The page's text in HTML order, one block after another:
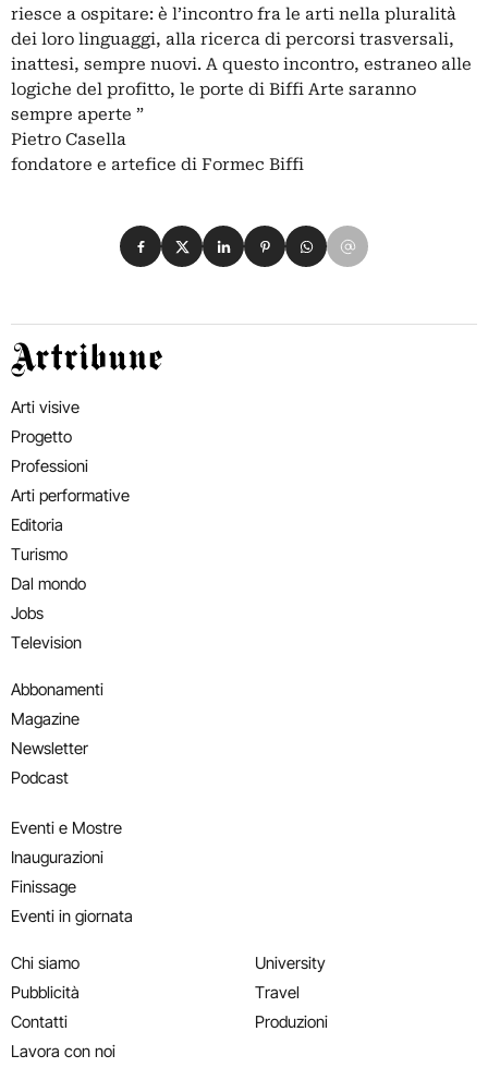
riesce a ospitare: è l’incontro fra le arti nella pluralità
dei loro linguaggi, alla ricerca di percorsi trasversali,
inattesi, sempre nuovi. A questo incontro, estraneo alle
logiche del profitto, le porte di Biffi Arte saranno
sempre aperte ”
Pietro Casella
fondatore e artefice di Formec Biffi
Condividi su Facebook
Condividi su X
Condividi su LinkedIn
Condividi su Pinterest
Condividi su WhatsApp
Condividi su Email
Artribune
Arti visive
Progetto
Professioni
Arti performative
Editoria
Turismo
Dal mondo
Jobs
Television
Abbonamenti
Magazine
Newsletter
Podcast
Eventi e Mostre
Inaugurazioni
Finissage
Eventi in giornata
Chi siamo
Pubblicità
Contatti
Lavora con noi
University
Travel
Produzioni